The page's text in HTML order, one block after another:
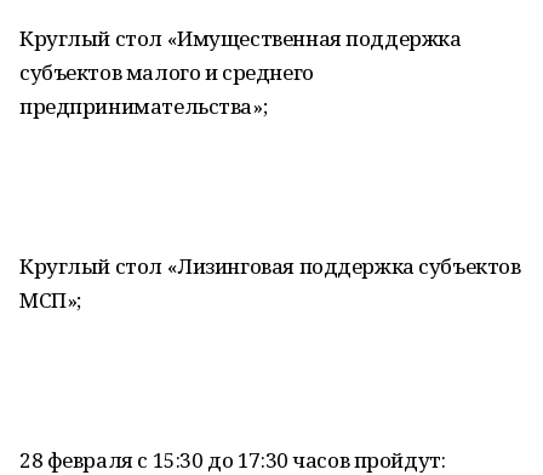
Круглый стол «Имущественная поддержка
субъектов малого и среднего
предпринимательства»;
Круглый стол «Лизинговая поддержка субъектов
МСП»;
28 февраля с 15:30 до 17:30 часов пройдут: